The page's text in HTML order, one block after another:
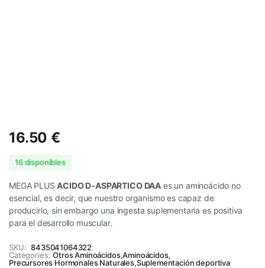
16.50€
16 disponibles
MEGA PLUSACIDO D-ASPARTICO DAA es un aminoácido no
esencial, es decir, que nuestro organismo es capaz de
producirlo, sin embargo una ingesta suplementaria es positiva
para el desarrollo muscular.
SKU: 8435041064322
Categories: Otros Aminoácidos,Aminoácidos,
Precursores Hormonales Naturales,Suplementación deportiva